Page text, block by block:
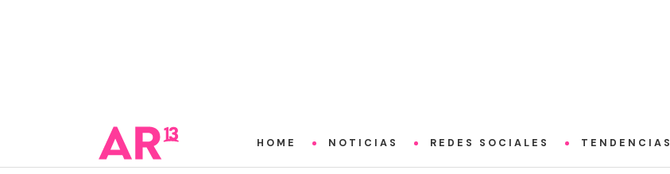
HOME NOTICIAS REDES SOCIALES TENDENCIAS